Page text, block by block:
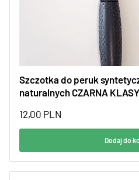
Szczotka do peruk
naturalnych CZARNA
12,00 PLN
Dodaj do